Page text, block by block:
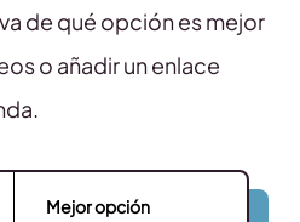
de qué opción es mejor
o añadir un enlace
Mejor opción